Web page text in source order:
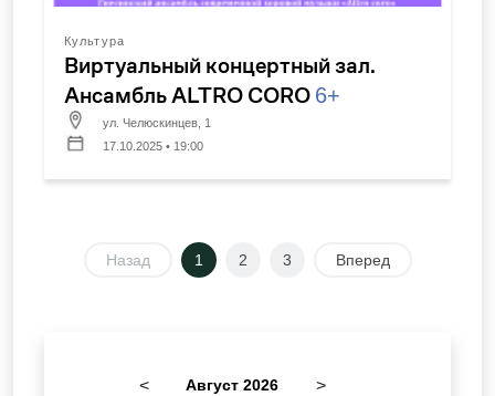
Культура
Виртуальный концертный зал.
Ансамбль ALTRO CORO 6+
ул. Челюскинцев, 1
17.10.2025 • 19:00
Назад 1 2 3 Вперед
< Август 2026 >